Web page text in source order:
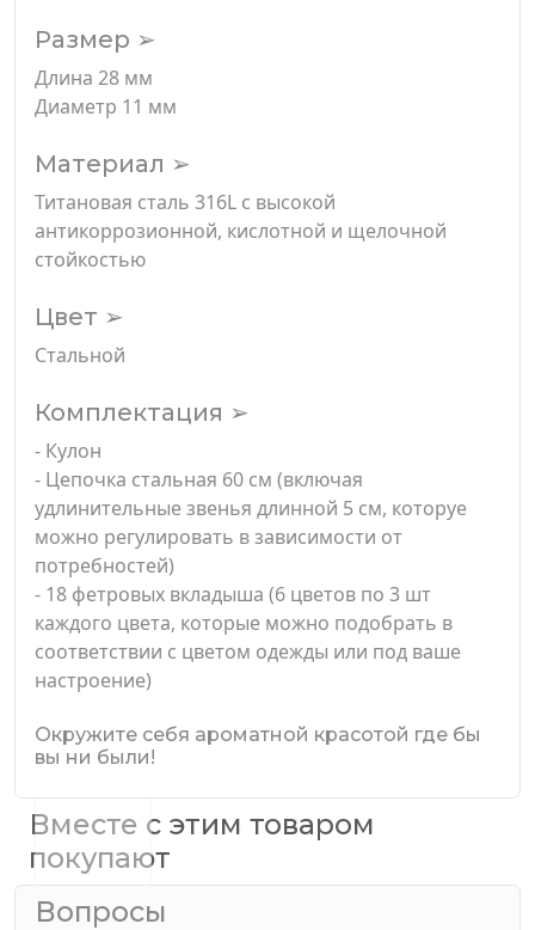
Размер ➢
Длина 28 мм
Диаметр 11 мм
Материал ➢
Титановая сталь 316L с высокой
антикоррозионной, кислотной и щелочной
стойкостью
Цвет ➢
Стальной
Комплектация ➢
- Кулон
- Цепочка стальная 60 см (включая
удлинительные звенья длинной 5 см, которуе
можно регулировать в зависимости от
потребностей)
- 18 фетровых вкладыша (6 цветов по 3 шт
каждого цвета, которые можно подобрать в
соответствии с цветом одежды или под ваше
настроение)
Окружите себя ароматной красотой где бы
вы ни были!
Вместе с этим товаром
покупают
Вопросы